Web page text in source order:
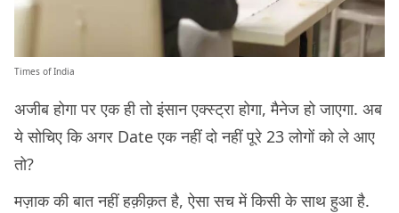
Times of India
अजीब होगा पर एक ही तो इंसान एक्स्ट्रा होगा, मैनेज हो जाएगा. अब
ये सोचिए कि अगर Date एक नहीं दो नहीं पूरे 23 लोगों को ले आए
तो?
मज़ाक की बात नहीं हक़ीक़त है, ऐसा सच में किसी के साथ हुआ है.